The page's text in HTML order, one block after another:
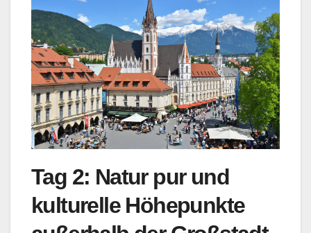
Tag 2: Natur pur und
kulturelle Höhepunkte